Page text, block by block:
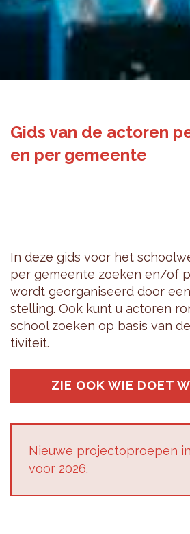
Gids van de actoren
en per gemeente
In deze gids voor het
per ge­meen­te zoe­ken en/of
wordt ge­or­ga­ni­seerd door
stel­ling. Ook kunt u ac­to­ren
school zoe­ken op basis van
ti­vi­teit.
ZIE OOK WIE DOET
Nieu­we pro­jec­top­roe­pen
voor 2026.